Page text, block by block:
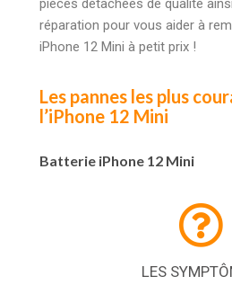
réparation pour vous aider à
iPhone 12 Mini à petit prix !
Les pannes les plus
l’iPhone 12 Mini
Batterie iPhone 12 Mini
LES